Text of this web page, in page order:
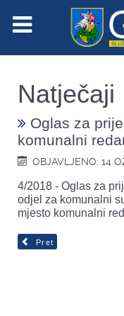
Natječaji
Oglas za
komunalni
OBJAVLJENO: 14
4/2018 - Oglas za
odjel za komunalni
mjesto komunalni
Pret